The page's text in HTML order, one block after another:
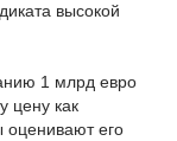
высокой
1 млрд евро
цену как
его